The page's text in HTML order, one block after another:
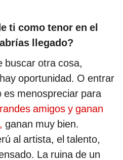
ti como tenor en el
llegado?
buscar otra cosa,
oportunidad. O entrar
es menospreciar para
amigos y ganan
ganan muy bien.
al artista, el talento,
La ruina de un